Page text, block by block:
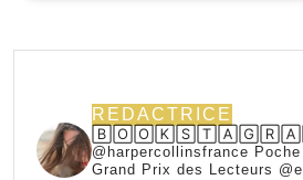
REDACTRICE
🄱🄾🄾🄺🅂🅃🄰🄶🅁🄰🄼
@harpercollinsfrance
Grand Prix des Lecteurs